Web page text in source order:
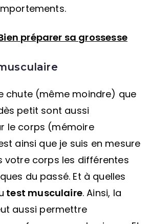
préparer sa grossesse
chute (même moindre) que
petit sont aussi
le corps (mémoire
ainsi que je suis en mesure
votre corps les différentes
du passé. Et à quelles
test musculaire. Ainsi, la
aussi permettre